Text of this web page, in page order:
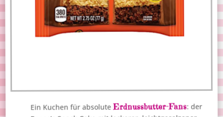
Ein Kuchen für absoluteErdnussbutter-Fans: der